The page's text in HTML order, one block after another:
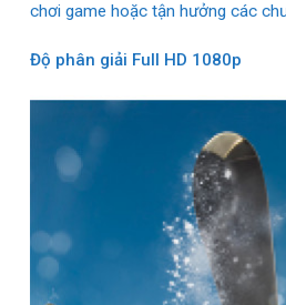
chơi game hoặc tận hưởng các
Độ phân giải Full HD 1080p